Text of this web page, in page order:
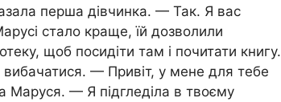
перша дівчинка. — Так. Я вас
стало краще, їй дозволили
щоб посидіти там і почитати книгу.
— Привіт, у мене для тебе
— Я підгледіла в твоєму